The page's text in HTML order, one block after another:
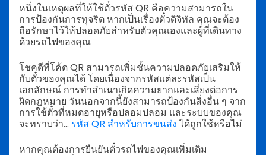
หนึ่งในเหตุผลที่ให้ใช้ตั๋วรหัส QR คือความสามารถใน
การป้องกันการทุจริต หากเป็นเรื่องตั๋วดิจิทัล คุณจะต้อง
ถือรักษาไว้ให้ปลอดภัยสำหรับตัวคุณเองและผู้ที่เดินทาง
ด้วยรถไฟของคุณ
โชคดีที่โค้ด QR สามารถเพิ่มชั้นความปลอดภัยเสริมให้
กับตั๋วของคุณได้ โดยเนื่องจากรหัสแต่ละรหัสเป็น
เอกลักษณ์ การทำสำเนาเกิดความยากและเสี่ยงต่อการ
ผิดกฎหมาย วันนอกจากนี้ยังสามารถป้องกันสิ่งอื่น ๆ จาก
การใช้ตั๋วที่หมดอายุหรือปลอมปลอม และระบบของคุณ
จะทราบว่า... รหัส QR สำหรับการขนส่งได้ถูกใช้หรือไม่
หากคุณต้องการยืนยันตั๋วรถไฟของคุณเพิ่มเติม